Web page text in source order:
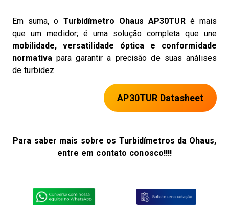
Em suma, o Turbidímetro Ohaus AP30TURé mais
que um medidor; é uma solução completa que une
mobilidade, versatilidade óptica e conformidade
normativa para garantir a precisão de suas análises
de turbidez.
AP30TUR Datasheet
Para saber mais sobre os Turbidímetros da Ohaus,
entre em contato conosco!!!!